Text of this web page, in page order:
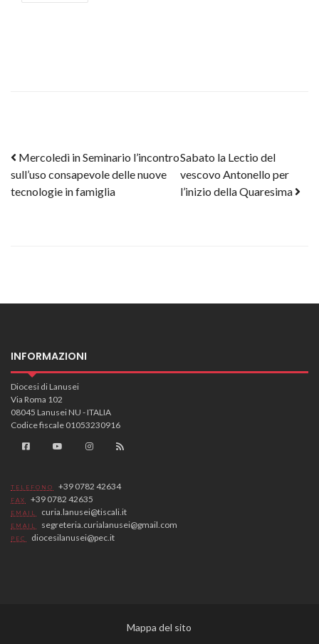
Post navigation
Mercoledì in Seminario l’incontro
sull’uso consapevole delle nuove
tecnologie in famiglia
Sabato la Lectio del
vescovo Antonello per
l’inizio della Quaresima
INFORMAZIONI
Diocesi di Lanusei
Via Roma 102
08045 Lanusei NU - ITALIA
Codice fiscale 01053230916
TELEFONO +39 0782 42634
FAX +39 0782 42635
EMAIL curia.lanusei@tiscali.it
EMAIL segreteria.curialanusei@gmail.com
PEC diocesilanusei@pec.it
Mappa del sito